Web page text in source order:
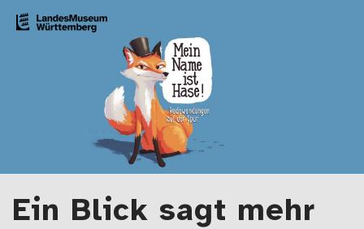
Zum Artikel springen
Ein Blick sagt mehr